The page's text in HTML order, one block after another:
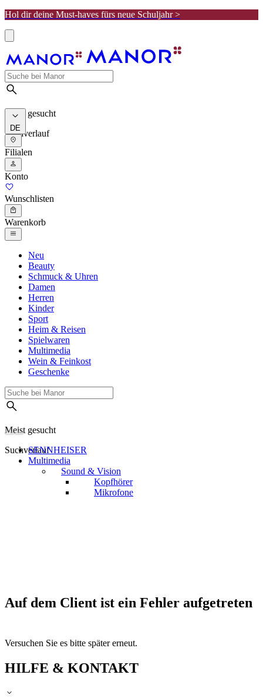
Hol dir deine Must-haves fürs neue Schuljahr >
Meist gesucht
Suchverlauf
DE
Filialen
Konto
Wunschlisten
Warenkorb
Neu
Beauty
Schmuck & Uhren
Damen
Herren
Kinder
Sport
Heim & Reisen
Spielwaren
Multimedia
Wein & Feinkost
Geschenke
Meist gesucht
SuchverlaufSENNHEISER
Multimedia
Sound & Vision
Kopfhörer
Mikrofone
Auf dem Client ist ein Fehler aufgetreten
Versuchen Sie es bitte später erneut.
HILFE & KONTAKT